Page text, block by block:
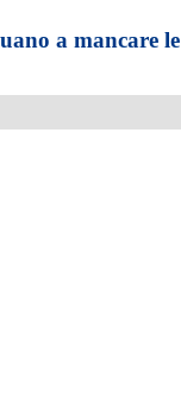
a mancare